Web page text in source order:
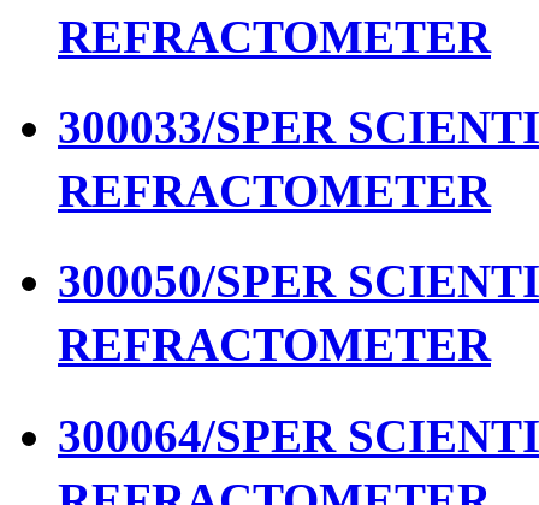
REFRACTOMETER
300033/SPER
REFRACTOMETER
300050/SPER
REFRACTOMETER
300064/SPER